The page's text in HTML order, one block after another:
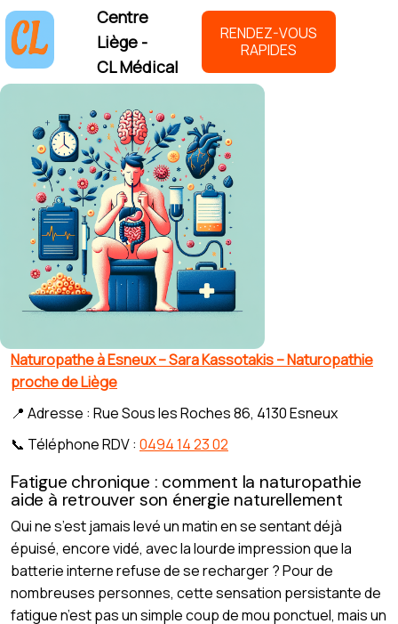
Centre
Liège -
CL Médical
RENDEZ-VOUS
RAPIDES
Naturopathe à Esneux – Sara Kassotakis – Naturopathie
proche de Liège
📍 Adresse : Rue Sous les Roches 86, 4130 Esneux
📞 Téléphone RDV : 0494 14 23 02
Fatigue chronique : comment la naturopathie
aide à retrouver son énergie naturellement
Qui ne s’est jamais levé un matin en se sentant déjà
épuisé, encore vidé, avec la lourde impression que la
batterie interne refuse de se recharger ? Pour de
nombreuses personnes, cette sensation persistante de
fatigue n’est pas un simple coup de mou ponctuel, mais un